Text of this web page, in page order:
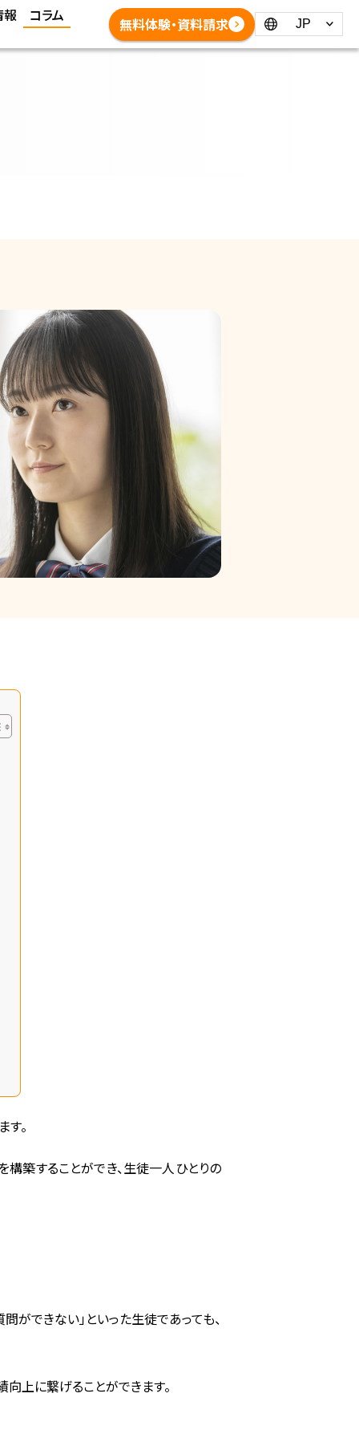
報 コラム 無料体験・資料請求 Language：
。
築することができ、生徒一人ひとりの
ができない」といった生徒であっても、
上に繋げることができます。